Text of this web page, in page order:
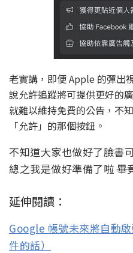
老實講，即便 Apple 的彈出
說允許追蹤將可提供更好的
就難以維持免費的公告，不
「允許」的那個按鈕。
不知道大家也做好了臉書
總之我是做好準備了啦畢
延伸閱讀：
Google 帳號未來將自動
件的話）